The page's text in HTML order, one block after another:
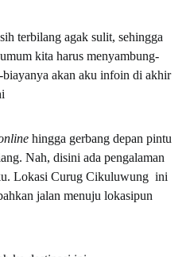
terbilang agak sulit, sehingga
kita harus menyambung-
akan aku infoin di akhir
hingga gerbang depan pintu
Nah, disini ada pengalaman
Lokasi Curug Cikuluwung ini
jalan menuju lokasipun